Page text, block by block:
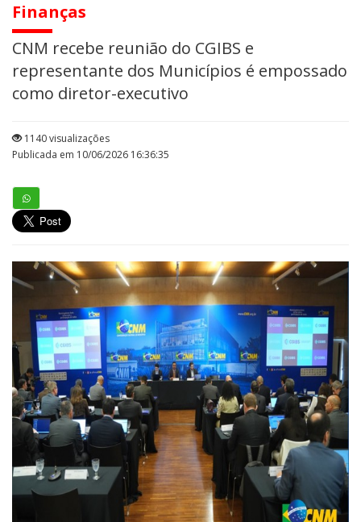
Finanças
CNM recebe reunião do CGIBS e
representante dos Municípios é empossado
como diretor-executivo
1140 visualizações
Publicada em 10/06/2026 16:36:35